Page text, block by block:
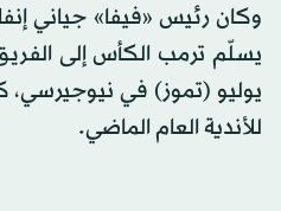
وكان رئيس «فيفا» جياني
يوليو (تموز) في
للأندية العام الماضي.